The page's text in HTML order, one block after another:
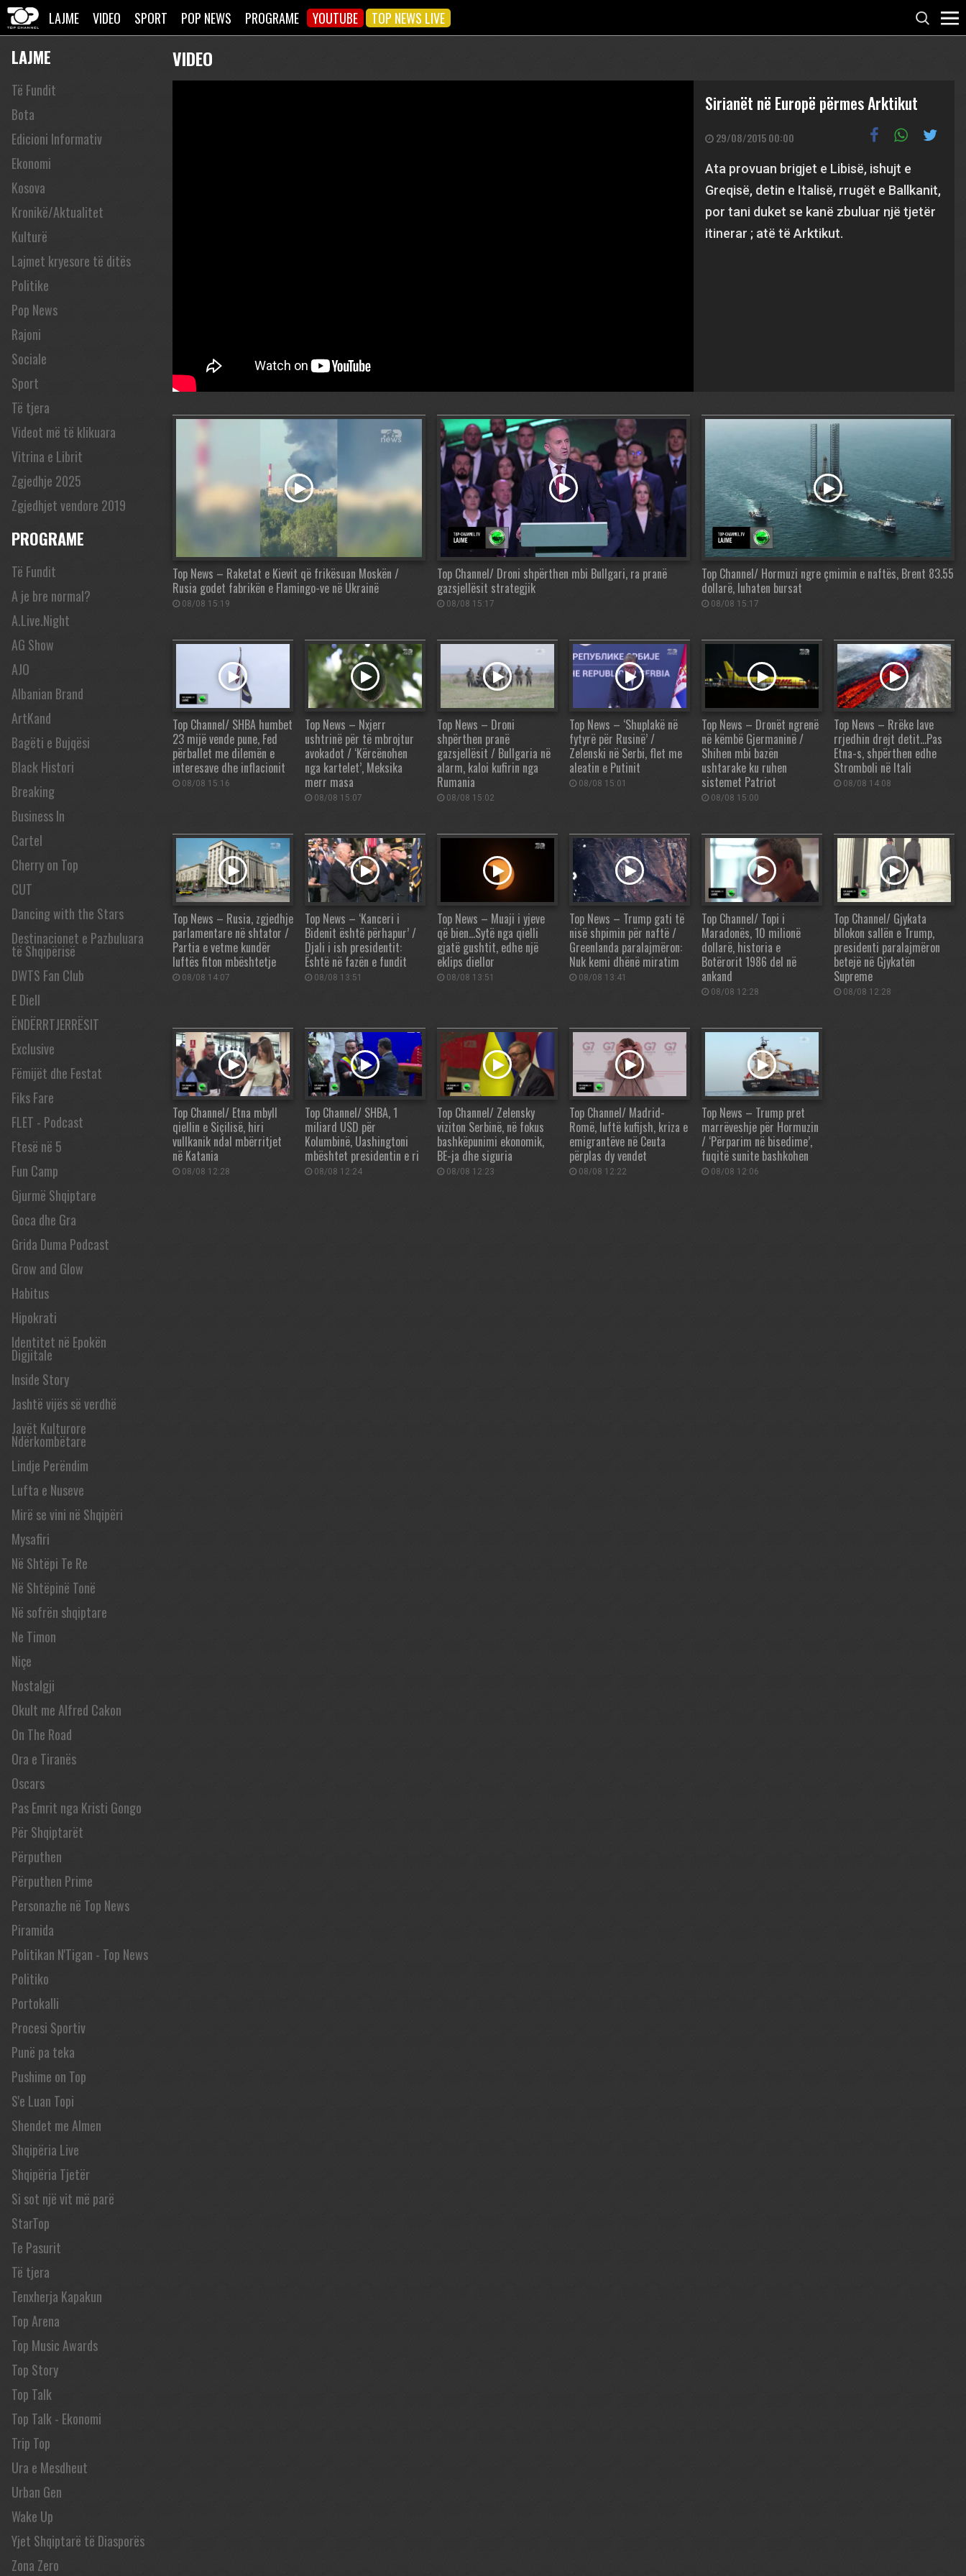
LAJME VIDEO SPORT POP NEWS PROGRAME YOUTUBE TOP NEWS LIVE
LAJME
Të Fundit
Bota
Edicioni Informativ
Ekonomi
Kosova
Kronikë/Aktualitet
Kulturë
Lajmet kryesore të ditës
Politike
Pop News
Rajoni
Sociale
Sport
Të tjera
Videot më të klikuara
Vitrina e Librit
Zgjedhje 2025
Zgjedhjet vendore 2019
PROGRAME
Të Fundit
A je bre normal?
A.Live.Night
AG Show
AJO
Albanian Brand
ArtKand
Bagëti e Bujqësi
Black Histori
Breaking
Business In
Cartel
Cherry on Top
CUT
Dancing with the Stars
Destinacionet e Pazbuluara
të Shqipërisë
DWTS Fan Club
E Diell
ËNDËRRTJERRËSIT
Exclusive
Fëmijët dhe Festat
Fiks Fare
FLET - Podcast
Ftesë në 5
Fun Camp
Gjurmë Shqiptare
Goca dhe Gra
Grida Duma Podcast
Grow and Glow
Habitus
Hipokrati
Identitet në Epokën
Digjitale
Inside Story
Jashtë vijës së verdhë
Javët Kulturore
Ndërkombëtare
Lindje Perëndim
Lufta e Nuseve
Mirë se vini në Shqipëri
Mysafiri
Në Shtëpi Te Re
Në Shtëpinë Tonë
Në sofrën shqiptare
Ne Timon
Niçe
Nostalgji
Okult me Alfred Cakon
On The Road
Ora e Tiranës
Oscars
Pas Emrit nga Kristi Gongo
Për Shqiptarët
Përputhen
Përputhen Prime
Personazhe në Top News
Piramida
Politikan N'Tigan - Top News
Politiko
Portokalli
Procesi Sportiv
Punë pa teka
Pushime on Top
S'e Luan Topi
Shendet me Almen
Shqipëria Live
Shqipëria Tjetër
Si sot një vit më parë
StarTop
Te Pasurit
Të tjera
Tenxherja Kapakun
Top Arena
Top Music Awards
Top Story
Top Talk
Top Talk - Ekonomi
Trip Top
Ura e Mesdheut
Urban Gen
Wake Up
Yjet Shqiptarë të Diasporës
Zona Zero
VIDEO
Sirianët në Europë përmes Arktikut
29/08/2015 00:00
Ata provuan brigjet e Libisë, ishujt e
Greqisë, detin e Italisë, rrugët e Ballkanit,
por tani duket se kanë zbuluar një tjetër
itinerar ; atë të Arktikut.
Top News – Raketat e Kievit që frikësuan Moskën /
Rusia godet fabrikën e Flamingo-ve në Ukrainë
08/08 15:19
Top Channel/ Droni shpërthen mbi Bullgari, ra pranë
gazsjellësit strategjik
08/08 15:17
Top Channel/ Hormuzi ngre çmimin e naftës, Brent 83.55
dollarë, luhaten bursat
08/08 15:17
Top Channel/ SHBA humbet
23 mijë vende pune, Fed
përballet me dilemën e
interesave dhe inflacionit
08/08 15:16
Top News – Nxjerr
ushtrinë për të mbrojtur
avokadot / ‘Kërcënohen
nga kartelet’, Meksika
merr masa
08/08 15:07
Top News – Droni
shpërthen pranë
gazsjellësit / Bullgaria në
alarm, kaloi kufirin nga
Rumania
08/08 15:02
Top News – ‘Shuplakë në
fytyrë për Rusinë’ /
Zelenski në Serbi, flet me
aleatin e Putinit
08/08 15:01
Top News – Dronët ngrenë
në këmbë Gjermaninë /
Shihen mbi bazën
ushtarake ku ruhen
sistemet Patriot
08/08 15:00
Top News – Rrëke lave
rrjedhin drejt detit…Pas
Etna-s, shpërthen edhe
Stromboli në Itali
08/08 14:08
Top News – Rusia, zgjedhje
parlamentare në shtator /
Partia e vetme kundër
luftës fiton mbështetje
08/08 14:07
Top News – ‘Kanceri i
Bidenit është përhapur’ /
Djali i ish presidentit:
Është në fazën e fundit
08/08 13:51
Top News – Muaji i yjeve
që bien…Sytë nga qielli
gjatë gushtit, edhe një
eklips diellor
08/08 13:51
Top News – Trump gati të
nisë shpimin për naftë /
Greenlanda paralajmëron:
Nuk kemi dhënë miratim
08/08 13:41
Top Channel/ Topi i
Maradonës, 10 milionë
dollarë, historia e
Botërorit 1986 del në
ankand
08/08 12:28
Top Channel/ Gjykata
bllokon sallën e Trump,
presidenti paralajmëron
betejë në Gjykatën
Supreme
08/08 12:28
Top Channel/ Etna mbyll
qiellin e Siçilisë, hiri
vullkanik ndal mbërritjet
në Katania
08/08 12:28
Top Channel/ SHBA, 1
miliard USD për
Kolumbinë, Uashingtoni
mbështet presidentin e ri
08/08 12:24
Top Channel/ Zelensky
viziton Serbinë, në fokus
bashkëpunimi ekonomik,
BE-ja dhe siguria
08/08 12:23
Top Channel/ Madrid-
Romë, luftë kufijsh, kriza e
emigrantëve në Ceuta
përplas dy vendet
08/08 12:22
Top News – Trump pret
marrëveshje për Hormuzin
/ ‘Përparim në bisedime’,
fuqitë sunite bashkohen
08/08 12:06